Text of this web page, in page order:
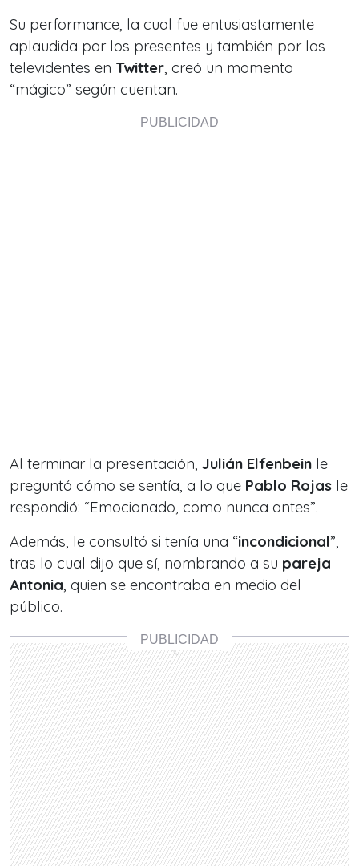
Su performance, la cual fue entusiastamente
aplaudida por los presentes y también por los
televidentes en Twitter, creó un momento
“mágico” según cuentan.
Al terminar la presentación, Julián Elfenbein le
preguntó cómo se sentía, a lo que Pablo Rojas le
respondió: “Emocionado, como nunca antes”.
Además, le consultó si tenía una “incondicional”,
tras lo cual dijo que sí, nombrando a su pareja
Antonia, quien se encontraba en medio del
público.